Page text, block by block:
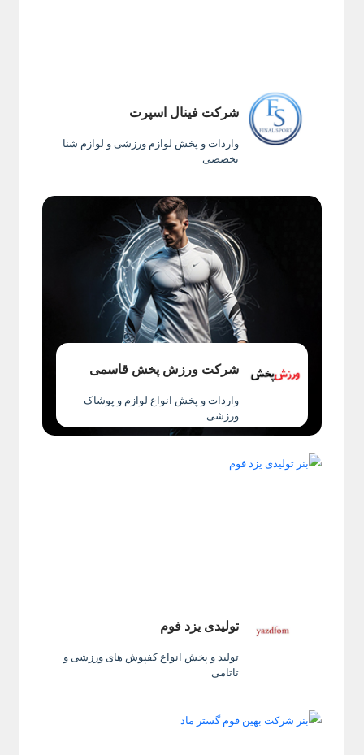
شرکت فینال اسپرت
واردات و پخش لوازم ورزشی و لوازم شنا
تخصصی
شرکت ورزش پخش قاسمی
واردات و پخش انواع لوازم و پوشاک
ورزشی
تولیدی یزد فوم
تولید و پخش انواع کفپوش های ورزشی و
تاتامی